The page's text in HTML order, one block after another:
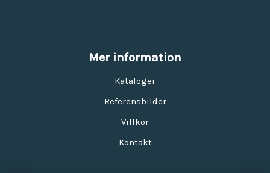
Mer information
Kataloger
Referensbilder
Villkor
Kontakt